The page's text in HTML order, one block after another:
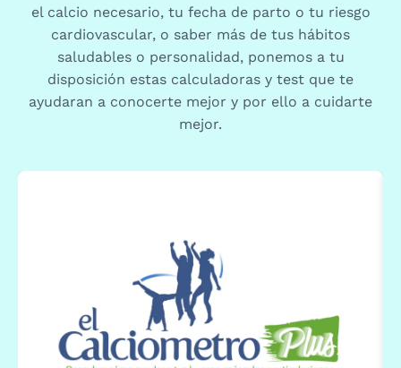
el calcio necesario, tu fecha de parto o tu riesgo
cardiovascular, o saber más de tus hábitos
saludables o personalidad, ponemos a tu
disposición estas calculadoras y test que te
ayudaran a conocerte mejor y por ello a cuidarte
mejor.